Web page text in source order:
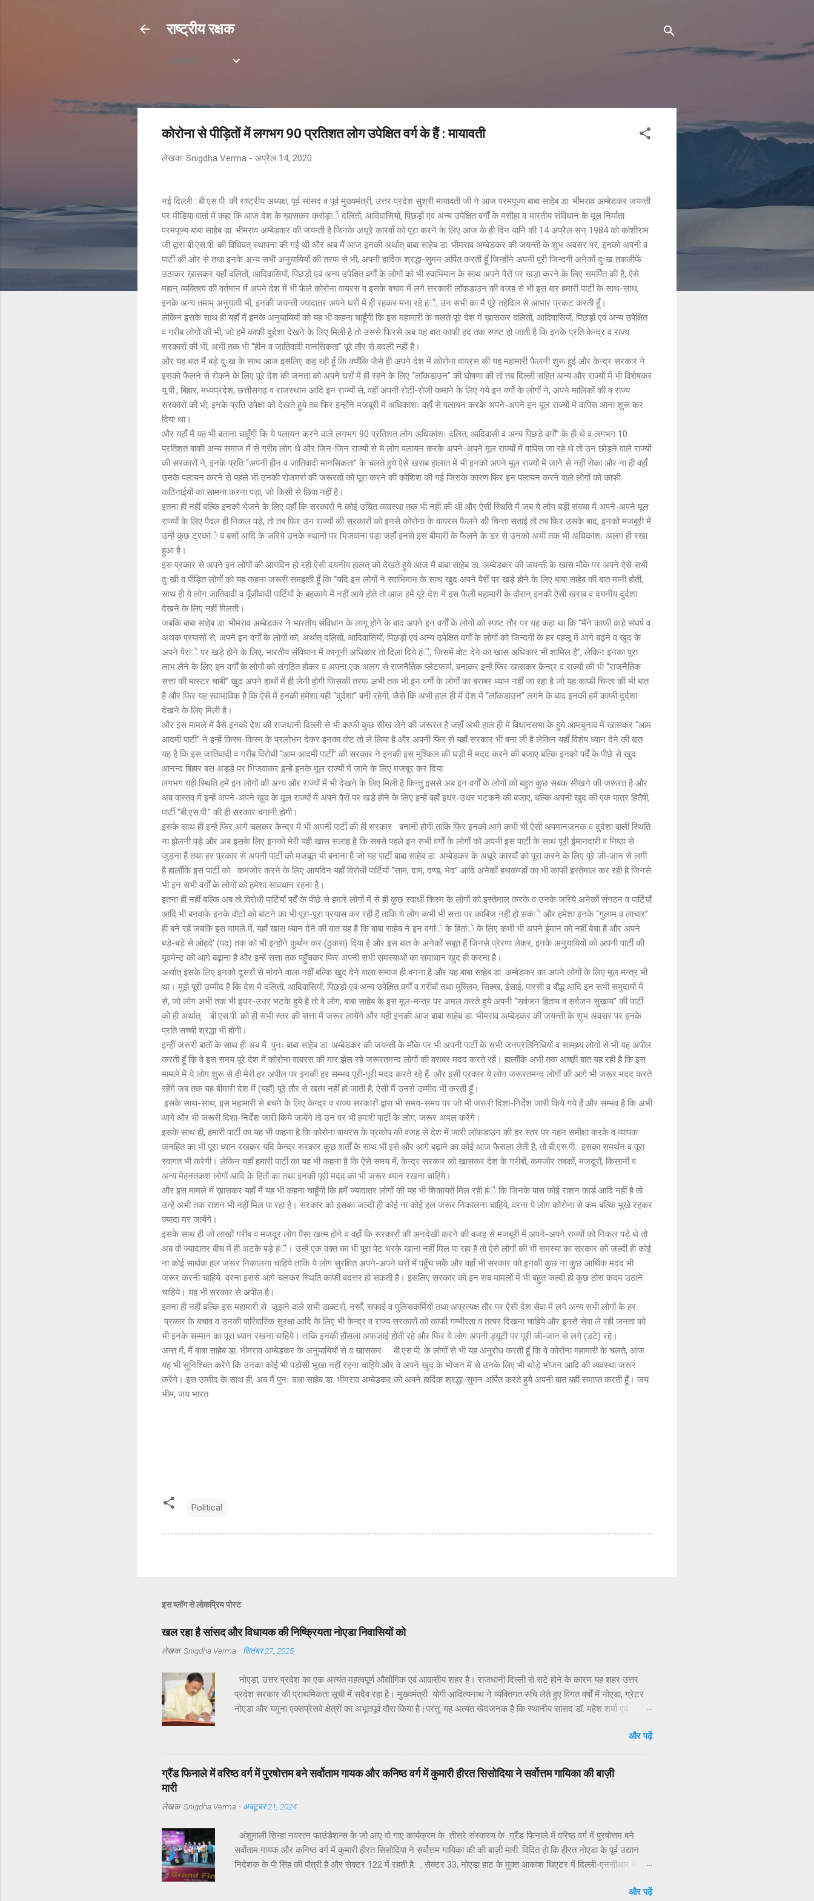
राष्ट्रीय रक्षक
Labels
कोरोना से पीड़ितों में लगभग 90 प्रतिशत लोग उपेक्षित वर्ग के हैं : मायावती
लेखक: Snigdha Verma - अप्रैल 14, 2020
नई दिल्ली : बी.एस.पी. की राष्ट्रीय अध्यक्ष, पूर्व सांसद व पूर्व मुख्यमंत्री, उत्तर प्रदेश सुश्री मायावती जी ने आज परमपूज्य बाबा साहेब डा. भीमराव अम्बेडकर जयन्ती
पर मीडिया वार्ता में कहा कि आज देश के ख़ासकर करोड़ांे दलितों, आदिवासियों, पिछड़ों एवं अन्य उपेक्षित वर्गाें के मसीहा व भारतीय संविधान के मूल निर्माता
परमपूज्य बाबा साहेब डा. भीमराव अम्बेडकर की जयन्ती है जिनके अधूरे कारवाँ को पूरा करने के लिए आज के ही दिन यानि की 14 अप्रैल सन् 1984 को कांशीराम
जी द्वारा बी.एस.पी. की विधिवत् स्थापना की गई थी और अब मैं आज इनकी अर्थात् बाबा साहेब डा. भीमराव अम्बेडकर की जयन्ती के शुभ अवसर पर, इनको अपनी व
पार्टी की ओर से तथा इनके अन्य सभी अनुयायियों की तरफ से भी, अपनी हार्दिक श्रद्धा-सुमन अर्पित करती हूँ जिन्होंने अपनी पूरी जिन्दगी अनेकों दुःख तकलीफें
उठाकर ख़ासकर यहाँ दलितों, आदिवासियों, पिछड़ों एवं अन्य उपेक्षित वर्गाें के लोगों को भी स्वाभिमान के साथ अपने पैरों पर खड़ा करने के लिए समर्पित की है, ऐसे
महान् व्यक्तित्व की वर्तमान में अपने देश में भी फैले कोरोना वायरस व इसके बचाव में लगे सरकारी लाॅकडाउन की वजह से भी इस बार हमारी पार्टी के साथ-साथ,
इनके अन्य तमाम् अनुयायी भी, इनकी जयन्ती ज्यादातर अपने घरों में ही रहकर मना रहे हंै, उन सभी का मैं पूरे तहेदिल से आभार प्रकट करती हूँ।
लेकिन इसके साथ ही यहाँ मैं इनके अनुयायियों को यह भी कहना चाहूँगी कि इस महामारी के चलते पूरे देश में ख़ासकर दलितों, आदिवासियों, पिछड़ों एवं अन्य उपेक्षित
व गरीब लोगों की भी, जो हमें काफी दुर्दशा देखने के लिए मिली है तो उससे फिरसे अब यह बात काफी हद तक स्पष्ट हो जाती है कि इनके प्रति केन्द्र व राज्य
सरकारों की भी, अभी तक भी ‘‘हीन व जातिवादी मानसिकता’’ पूरे तौर से बदली नहीं है।
और यह बात मैं बड़े दुःख के साथ आज इसलिए कह रही हूँ कि क्योंकि जैसे ही अपने देश में कोरोना वायरस की यह महामारी फैलनी शुरू हुई और केन्द्र सरकार ने
इसको फैलने से रोकने के लिए पूरे देश की जनता को अपने घरों में ही रहने के लिए ‘‘लाॅकडाउन’’ की घोषणा की तो तब दिल्ली सहित अन्य और राज्यों में भी विशेषकर
यू.पी., बिहार, मध्यप्रदेश, छत्तीसगढ़ व राजस्थान आदि इन राज्यों से, वहाँ अपनी रोटी-रोजी कमाने के लिए गये इन वर्गाें के लोगों ने, अपने मालिकों की व राज्य
सरकारों की भी, इनके प्रति उपेक्षा को देखते हुये तब फिर इन्होंने मजबूरी में अधिकांशः वहाँ से पलायन करके अपने-अपने इन मूल राज्यों में वापिस आना शुरू कर
दिया था।
और यहाँ मैं यह भी बताना चाहूँगी कि ये पलायन करने वाले लगभग 90 प्रतिशत लोग अधिकांशः दलित, आदिवासी व अन्य पिछड़े वर्गाें’’ के ही थे व लगभग 10
प्रतिशत बाकी अन्य समाज में से गरीब लोग थे और जिन-जिन राज्यों से ये लोग पलायन करके अपने-अपने मूल राज्यों में वापिस जा रहे थे तो उन छोड़ने वाले राज्यों
की सरकारों ने, इनके प्रति ‘‘अपनी हीन व जातिवादी मानसिकता’’ के चलते हुये ऐसे खराब हालात में भी इनको अपने मूल राज्यों में जाने से नहीं रोका और ना ही वहाँ
उनके पलायन करने से पहले भी उनकी रोजमर्रा की जरूरतों को पूरा करने की कोशिश की गई जिसके कारण फिर इन पलायन करने वाले लोगों को काफी
कठिनाईयों का सामना करना पड़ा, जो किसी से छिपा नहीं है।
इतना ही नहीं बल्कि इनको भेजने के लिए वहाँ कि सरकारों ने कोई उचित व्यवस्था तक भी नहीं की थी और ऐसी स्थिति में जब ये लोग बड़ी संख्या में अपने-अपने मूल
राज्यों के लिए पैदल ही निकल पड़े, तो तब फिर उन राज्यों की सरकारों को इनसे कोरोना के वायरस फैलने की चिन्ता सताई तो तब फिर उसके बाद, इनको मजबूरी में
उन्हें कुछ ट्रकांे व बसों आदि के जरिये उनके स्थानों पर भिजवाना पड़ा जहाँ इनसे इस बीमारी के फैलने के डर से उनको अभी तक भी अधिकांशः अलग ही रखा
हुआ है।
इस प्रकार से अपने इन लोगों की आयदिन हो रही ऐसी दयनीय हालत् को देखते हुये आज मैं बाबा साहेब डा. अम्बेडकर की जयन्ती के खास मौके पर अपने ऐसे सभी
दुःखी व पीड़ित लोगों को यह कहना जरूरी समझती हूँ कि ‘‘यदि इन लोगों ने स्वाभिमान के साथ खुद अपने पैरों पर खड़े होने के लिए बाबा साहेब की बात मानी होती,
साथ ही ये लोग जातिवादी व पूँजीवादी पार्टियों के बहकाये में नहीं आये होते तो आज हमें पूरे देश में इस फैली महामारी के दौरान् इनकी ऐसी खराब व दयनीय दुर्दशा
देखने के लिए नहीं मिलती।
जबकि बाबा साहेब डा. भीमराव अम्बेडकर ने भारतीय संविधान के लागू होने के बाद अपने इन वर्गाें के लोगों को स्पष्ट तौर पर यह कहा था कि ‘‘मैंने काफी कड़े संघर्ष व
अथक प्रयासों से, अपने इन वर्गाें के लोगों को, अर्थात् दलितों, आदिवासियों, पिछड़ों एवं अन्य उपेक्षित वर्गाें के लोगों को जिन्दगी के हर पहलू में आगे बढ़ने व खुद के
अपने पैरांे पर खड़े होने के लिए, भारतीय संविधान में कानूनी अधिकार तो दिला दिये हंै, जिसमें वोट देने का खास अधिकार भी शामिल है’’, लेकिन इनका पूरा
लाभ लेने के लिए इन वर्गाें के लोगों को संगठित होकर व अपना एक अलग से राजनैतिक प्लेटफार्म, बनाकर इन्हें फिर खासकर केन्द्र व राज्यों की भी ‘‘राजनैतिक
सत्ता की मास्टर चाबी’’ खुद अपने हाथों में ही लेनी होगी जिसकी तरफ अभी तक भी इन वर्गाें के लोगों का बराबर ध्यान नहीं जा रहा है जो यह काफी चिन्ता की भी बात
है और फिर यह स्वाभाविक है कि ऐसे में इनकी हमेशा यही ‘‘दुर्दशा’’ बनी रहेगी, जैसे कि अभी हाल ही में देश में ‘‘लाॅकडाउन’’ लगने के बाद इनकी हमें काफी दुर्दशा
देखने के लिए मिली है।
और इस मामले में वैसे इनको देश की राजधानी दिल्ली से भी काफी कुछ सीख लेने की जरूरत है जहाँ अभी हाल ही में विधानसभा के हुये आमचुनाव में खासकर ‘‘आम
आदमी पार्टी’’ ने इन्हें किस्म-किस्म के प्रलोभन देकर इनका वोट तो ले लिया है और अपनी फिर से यहाँ सरकार भी बना ली है लेकिन यहाँ विशेष ध्यान देने की बात
यह है कि इस जातिवादी व गरीब विरोधी ‘‘आम आदमी पार्टी’’ की सरकार ने इनकी इस मुश्किल की घड़ी में मदद करने की बजाए बल्कि इनको पर्दें के पीछे से खुद
आनन्द बिहार बस अड्डे पर भिजवाकर इन्हें इनके मूल राज्यों में जाने के लिए मजबूर कर दिया
लगभग यही स्थिति हमें इन लोगों की अन्य और राज्यों में भी देखने के लिए मिली है किन्तु इससे अब इन वर्गाें के लोगों को बहुत कुछ सबक सीखने की जरूरत है और
अब वास्तव में इन्हें अपने-अपने खुद के मूल राज्यों में अपने पैरों पर खडे़ होने के लिए इन्हें वहाँ इधर-उधर भटकने की बजाए, बल्कि अपनी खुद की एक मात्र हितैषी,
पार्टी ‘‘बी.एस.पी.’’ की ही सरकार बनानी होगी।
इसके साथ ही इन्हें फिर आगे चलकर केन्द्र में भी अपनी पार्टी की ही सरकार बनानी होगी ताकि फिर इनको आगे कभी भी ऐसी अपमानजनक व दुर्दशा वाली स्थिति
ना झेलनी पड़े और अब इसके लिए इनको मेरी यही खास सलाह है कि सबसे पहले इन सभी वर्गाें के लोगों को अपनी इस पार्टी के साथ पूरी ईमानदारी व निष्ठा से
जुड़ना है तथा हर प्रकार से अपनी पार्टी को मजबूत भी बनाना है जो यह पार्टी बाबा साहेब डा. अम्बेडकर के अधूरे कारवाँ को पूरा करने के लिए पूरे जी-जान से लगी
है हालाँकि इस पार्टी को कमजोर करने के लिए आयदिन यहाँ विरोधी पार्टियाँ ‘‘साम, दाम, दण्ड, भेद’’ आदि अनेकों हथकण्डों का भी काफी इस्तेमाल कर रही है जिनसे
भी इन सभी वर्गों के लोगों को हमेशा सावधान रहना है।
इतना ही नहीं बल्कि अब तो विरोधी पार्टियाँ पर्दें के पीछे से हमारे लोगों में से ही कुछ स्वार्थी किस्म के लोगों को इस्तेमाल करके व उनके जरिये अनेकों संगठन व पार्टियाँ
आदि भी बनवाके इनके वोटों को बांटने का भी पूरा-पूरा प्रयास कर रही हैं ताकि ये लोग कभी भी सत्ता पर काबिज नहीं हो सकंे और हमेशा इनके ‘‘गुलाम व लाचार’’
ही बने रहें जबकि इस मामले में, यहाँ खास ध्यान देने की बात यह है कि बाबा साहेब ने इन वर्गांे के हितांे के लिए कभी भी अपने ईमान को नहीं बेचा है और अपने
बड़े-बड़े से ओहदे’ (पद) तक को भी इन्होंने कुर्बान कर (ठुकरा) दिया है और इस बात के अनेकों सबूत हैं जिनसे प्रेरणा लेकर, इनके अनुयायियों को अपनी पार्टी की
मूवमेन्ट को आगे बढ़ाना है और इन्हें सत्ता तक पहुँचकर फिर अपनी सभी समस्याओं का समाधान खुद ही करना है।
अर्थात् इसके लिए इनको दूसरों से मांगने वाला नहीं बल्कि खुद देने वाला समाज ही बनना है और यह बाबा साहेब डा. अम्बेडकर का अपने लोगों के लिए मूल मन्त्र भी
था। मुझे पूरी उम्मीद है कि देश में दलितों, आदिवासियों, पिछड़ों एवं अन्य उपेक्षित वर्गाें व गरीबों तथा मुस्लिम, सिक्ख, ईसाई, पारसी व बौद्ध आदि इन सभी समुदायों में
से, जो लोग अभी तक भी इधर-उधर भटके हुये है तो वे लोग, बाबा साहेब के इस मूल-मन्त्र पर अमल करते हुये अपनी ‘‘सर्वजन हिताय व सर्वजन सुखाय’’ की पार्टी
को ही अर्थात् बी.एस.पी. को ही सभी स्तर की सत्ता में जरूर लायेंगे और यही इनकी आज बाबा साहेब डा. भीमराव अम्बेडकर की जयन्ती के शुभ अवसर पर इनके
प्रति सच्ची श्रद्धा भी होगी।
इन्हीं जरूरी बातों के साथ ही अब मैं पुनः बाबा साहेब डा. अम्बेडकर की जयन्ती के मौके पर भी अपनी पार्टी के सभी जनप्रतिनिधियों व सामथ्र्य लोगों से भी यह अपील
करती हूँ कि वे इस समय पूरे देश में कोरोना वायरस की मार झेल रहे जरूरतमन्द लोगों की बराबर मदद करते रहें। हालाँकि अभी तक अच्छी बात यह रही है कि इस
मामले में ये लोग शुरू से ही मेरी हर अपील पर इनकी हर सम्भव पूरी-पूरी मदद करते रहे हैं और इसी प्रकार ये लोग जरूरतमन्द लोगों की आगे भी जरूर मदद करते
रहेंगे जब तक यह बीमारी देश में (यहाँ) पूरे तौर से खत्म नहीं हो जाती है, ऐसी मैं उनसे उम्मीद भी करती हूँ।
इसके साथ-साथ, इस महामारी से बचने के लिए केन्द्र व राज्य सरकारों द्वारा भी समय-समय पर जो भी जरूरी दिशा-निर्देश जारी किये गये हैं और सम्भव है कि अभी
आगे और भी जरूरी दिशा-निर्देश जारी किये जायेंगे तो उन पर भी हमारी पार्टी के लोग, जरूर अमल करेंगे।
इसके साथ ही, हमारी पार्टी का यह भी कहना है कि कोरोना वायरस के प्रकोप की वजह से देश में जारी लाॅकडाउन की हर स्तर पर गहन समीक्षा करके व व्यापक
जनहित का भी पूरा ध्यान रखकर यदि केन्द्र सरकार कुछ शर्तों के साथ भी इसे और आगे बढ़ाने का कोई आज फैसला लेती है, तो बी.एस.पी. इसका समर्थन व पूरा
स्वागत भी करेगी। लेकिन यहाँ हमारी पार्टी का यह भी कहना है कि ऐसे समय में, केन्द्र सरकार को खासकर देश के गरीबों, कमजोर तबकों, मजदूरों, किसानों व
अन्य मेहनतकश लोगों आदि के हितों का तथा इनकी पूरी मदद का भी जरूर ध्यान रखना चाहिये।
और इस मामले में ख़ासकर यहाँ मैं यह भी कहना चाहूँगी कि हमें ज्यादातर लोगों की यह भी शिकायतें मिल रही हंै कि जिनके पास कोई राशन कार्ड आदि नहीं है तो
उन्हें अभी तक राशन भी नहीं मिल पा रहा है। सरकार को इसका जल्दी ही कोई ना कोई हल जरूर निकालना चाहिये, वरना ये लोग कोरोना से कम बल्कि भूखे रहकर
ज्यादा मर जायेंगे।
इसके साथ ही जो लाखों गरीब व मजदूर लोग पैसा खत्म होने व वहाँ कि सरकारों की अनदेखी करने की वजह से मजबूरी में अपने-अपने राज्यों को निकल पड़े थे तो
अब वो ज्यादातर बीच में ही अटके पड़े हंै। उन्हें एक वक्त का भी पूरा पेट भरके खाना नहीं मिल पा रहा है तो ऐसे लोगों की भी समस्या का सरकार को जल्दी ही कोई
ना कोई सार्थक हल जरूर निकालना चाहिये ताकि ये लोग सुरक्षित अपने-अपने घरों में पहुँच सकें और वहाँ भी सरकार को इनकी कुछ ना कुछ आर्थिक मदद भी
जरूर करनी चाहिये वरना इससे आगे चलकर स्थिति काफी बदत्तर हो सकती है। इसलिए सरकार को इन सब मामलों में भी बहुत जल्दी ही कुछ ठोस कदम उठाने
चाहिये। यह भी सरकार से अपील है।
इतना ही नहीं बल्कि इस महामारी से जूझने वाले सभी डाक्टरों, नर्सों, सफाई व पुलिसकर्मियों तथा अप्रत्यक्ष तौर पर ऐसी देश सेवा में लगे अन्य सभी लोगों के हर
प्रकार के बचाव व उनकी पारिवारिक सुरक्षा आदि के लिए भी केन्द्र व राज्य सरकारों को काफी गम्भीरता व तत्पर दिखना चाहिये और इनसे सेवा ले रही जनता को
भी इनके सम्मान का पूरा ध्यान रखना चाहिये। ताकि इनकी हौंसला अफजाई होती रहे और फिर ये लोग अपनी ड्यूटी पर पूरी जी-जान से लगे (डटे) रहे।
अन्त में, मैं बाबा साहेब डा. भीमराव अम्बेडकर के अनुयायियों से व खासकर बी.एस.पी. के लोगों से भी यह अनुरोध करती हूँ कि वे कोरोना महामारी के चलते, आज
यह भी सुनिश्चित करेंगे कि उनका कोई भी पड़ोसी भूखा नहीं रहना चाहिये और वे अपने खुद के भोजन में से उनके लिए भी थोड़े भोजन आदि की व्यवस्था जरूर
करेंगे। इस उम्मीद के साथ ही, अब मैं पुनः बाबा साहेब डा. भीमराव अम्बेडकर को अपने हार्दिक श्रद्धा-सुमन अर्पित करते हुये अपनी बात यहीं समाप्त करती हूँ। जय
भीम, जय भारत
Political
इस ब्लॉग से लोकप्रिय पोस्ट
खल रहा है सांसद और विधायक की निष्क्रियता नोएडा निवासियों को
लेखक: Snigdha Verma - सितंबर 27, 2025
नोएडा, उत्तर प्रदेश का एक अत्यंत महत्वपूर्ण औद्योगिक एवं आवासीय शहर है। राजधानी दिल्ली से सटे होने के कारण यह शहर उत्तर
प्रदेश सरकार की प्राथमिकता सूची में सदैव रहा है। मुख्यमंत्री योगी आदित्यनाथ ने व्यक्तिगत रुचि लेते हुए विगत वर्षों में नोएडा, ग्रेटर
नोएडा और यमुना एक्सप्रेसवे क्षेत्रों का अभूतपूर्व दौरा किया है।परंतु, यह अत्यंत खेदजनक है कि स्थानीय सांसद डॉ. महेश शर्मा एवं
समस्याएँ उठाने के बावजूद ठोस कार्यवाही नहीं हो रही है। यह कहना है नोएडा के विभिन्न सेक्टरों के निवासियों का. आवासीय कल्याण संगठन
सेक्टर 122 के अध्यक्ष डॉ उमेश शर्मा ने नोएडा की प्रमुख समस्याओं के हल न होने के कारण जनप्रतिनिधियों की निष्क्रियता बताया है.
उनके अनुसार सांसद और विधायक को बार-बार अवगत कराने पर भी समस्याओं का समाधान नहीं हो रहा. जन प्रतिनिधियों का क्षेत्रीय
दौरों की संख्या अत्यंत सीमित है।नागरिकों की शिकायतें केवल “कागज़ों में” दर्ज हो रही हैं, ज़मीनी क...
और पढ़ें
ग्रैंड फिनाले में वरिष्ठ वर्ग में पुरषोत्तम बने सर्वोताम गायक और कनिष्ठ वर्ग में कुमारी हीरत सिसोदिया ने सर्वोत्तम गायिका की बाज़ी
मारी
लेखक: Snigdha Verma - अक्टूबर 21, 2024
अंशुमाली सिन्हा नवरत्न फाउंडेशन्स के जो आए वो गाए कार्यक्रम के तीसरे संस्करण के ग्रैंड फिनाले में वरिष्ठ वर्ग में पुरषोत्तम बने
सर्वोताम गायक और कनिष्ठ वर्ग में कुमारी हीरत सिसोदिया ने सर्वोत्तम गायिका की की बाज़ी मारी. विदित हो कि हीरत नोएडा के पूर्व उद्यान
निदेशक के पी सिंह की पौत्री है और सेक्टर 122 में रहती है. . सेक्टर 33, नोएडा हाट के मुक्त आकाश थिएटर में दिल्ली-एनसीआर में अब
संचालन व सह-एंकर शिवानी पांडे के उद्घोषण और धमाकेदार चित्रपट दृश्यों के बीच पूरे जोश और दमदार गुरूओं की टीम के सांगीतिकऔर पढ़ें